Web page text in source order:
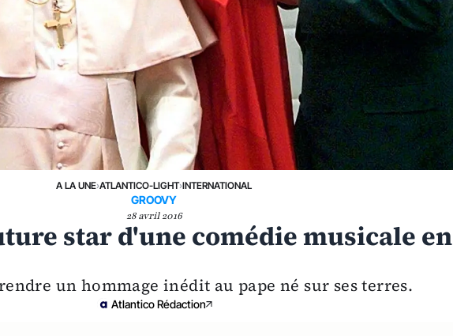
A LA UNE›ATLANTICO-LIGHT›INTERNATIONAL
GROOVY
28 avril 2016
star d'une comédie musicale en
un hommage inédit au pape né sur ses terres.
Atlantico Rédaction